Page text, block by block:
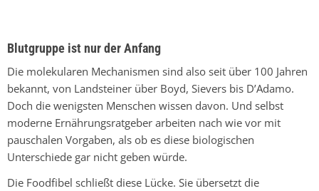
Blutgruppe ist nur der Anfang
Die molekularen Mechanismen sind also seit über 100 Jahren
bekannt, von Landsteiner über Boyd, Sievers bis D’Adamo.
Doch die wenigsten Menschen wissen davon. Und selbst
moderne Ernährungsratgeber arbeiten nach wie vor mit
pauschalen Vorgaben, als ob es diese biologischen
Unterschiede gar nicht geben würde.
Die Foodfibel schließt diese Lücke. Sie übersetzt die